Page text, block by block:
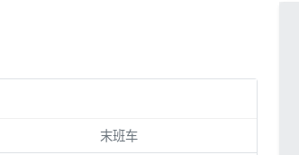
末班车